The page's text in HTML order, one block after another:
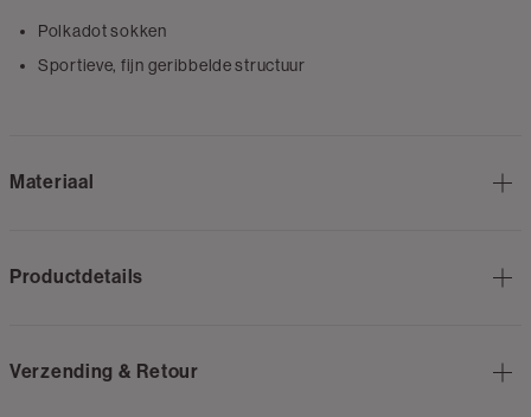
Polkadot sokken
Sportieve, fijn geribbelde structuur
Materiaal
Productdetails
Verzending & Retour